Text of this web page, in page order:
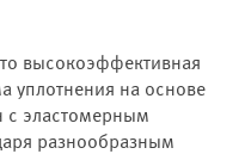
высокоэффективная
уплотнения на основе
с эластомерным
разнообразным